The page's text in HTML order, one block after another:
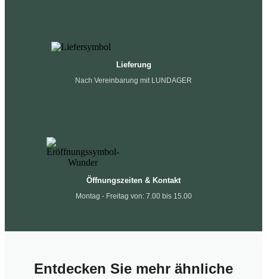
Lieferung
Nach Vereinbarung mit LUNDAGER
Öffnungszeiten & Kontakt
Montag - Freitag von: 7.00 bis 15.00
Entdecken Sie mehr ähnliche